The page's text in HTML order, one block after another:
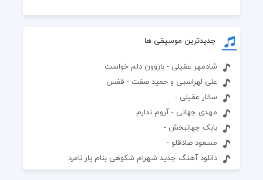
جدیدترین موسیقی ها
شادمهر عقیلی - باروون دلم خواست
علی لهراسبی و حمید صفت - قفس
سالار عقیلی -
مهدی جهانی - آروم ندارم
بابک جهانبخش -
مسعود صادقلو -
دانلود آهنگ جدید شهرام شکوهی بنام یار نامرد